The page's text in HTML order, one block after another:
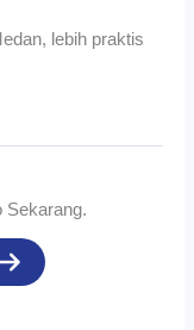
lebih praktis
Sekarang.